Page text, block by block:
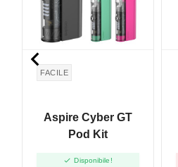
FACILE
Aspire Cyber GT
Pod Kit
 Disponibile!
